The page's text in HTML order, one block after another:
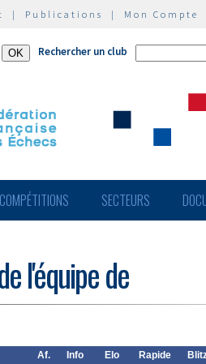
| Publications | Mon Compte
Rechercher un club
COMPÉTITIONS SECTEURS
l'équipe de
Af. Info Elo Rapide